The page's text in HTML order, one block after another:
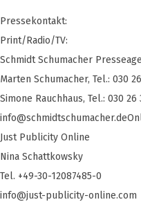
Pressekontakt:
Print/Radio/TV:
Schmidt Schumacher
Marten Schumacher, Tel.: 030
Simone Rauchhaus, Tel.: 030 26
Just Publicity Online
Nina Schattkowsky
Tel. +49-30-12087485-0
info@just-publicity-online.com